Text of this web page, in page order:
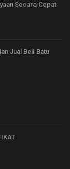
Secara Cepat
Jual Beli Batu